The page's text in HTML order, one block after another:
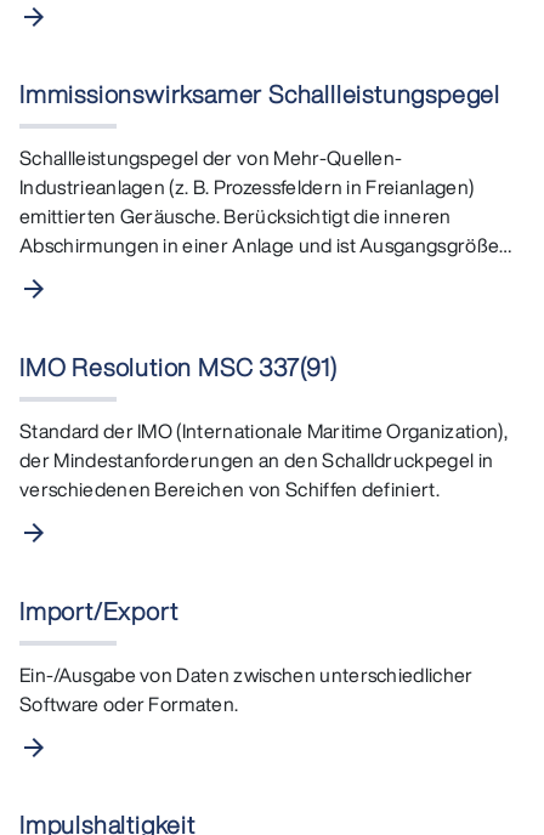
arrow_forward
Immissionswirksamer Schallleistungspegel
Schallleistungspegel der von Mehr-Quellen-
Industrieanlagen (z. B. Prozessfeldern in Freianlagen)
emittierten Geräusche. Berücksichtigt die inneren
Abschirmungen in einer Anlage und ist Ausgangsgröße
für…
arrow_forward
IMO Resolution MSC 337(91)
Standard der IMO (Internationale Maritime Organization),
der Mindestanforderungen an den Schalldruckpegel in
verschiedenen Bereichen von Schiffen definiert.
arrow_forward
Import/Export
Ein-/Ausgabe von Daten zwischen unterschiedlicher
Software oder Formaten.
arrow_forward
Impulshaltigkeit